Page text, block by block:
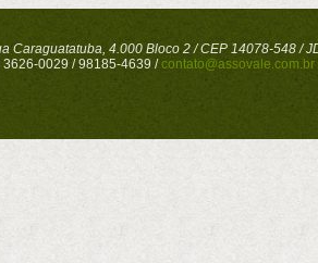
Caraguatatuba, 4.000 Bloco 2 / CEP 14078-548 /
3626-0029 / 98185-4639 /contato@assovale.com.br